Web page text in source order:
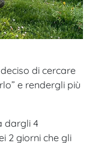
di cercare
e rendergli più
dargli 4
2 giorni che gli